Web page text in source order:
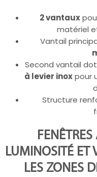
2 vantaux
matériel
Vantail
Second vantail
à levier inoxpour
Structure
LUMINOSITÉ ET
LES ZONES